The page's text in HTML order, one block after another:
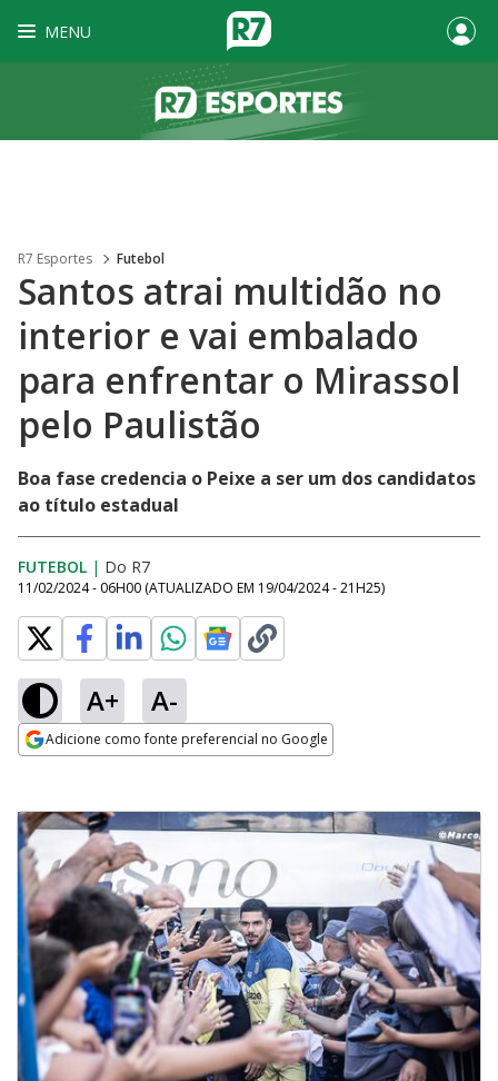
MENU
R7 Esportes Futebol
Santos atrai multidão no
interior e vai embalado
para enfrentar o Mirassol
pelo Paulistão
Boa fase credencia o Peixe a ser um dos candidatos
ao título estadual
FUTEBOL | Do R7
11/02/2024 - 06H00 (ATUALIZADO EM 19/04/2024 - 21H25)
A+ A-
Adicione como fonte preferencial no Google